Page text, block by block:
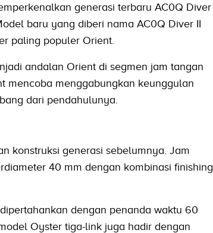
generasi terbaru AC0Q Diver
baru yang diberi nama AC0Q Diver II
paling populer Orient.
andalan Orient di segmen jam tangan
mencoba menggabungkan keunggulan
dari pendahulunya.
konstruksi generasi sebelumnya. Jam
40 mm dengan kombinasi finishing
dengan penanda waktu 60
Oyster tiga-link juga hadir dengan